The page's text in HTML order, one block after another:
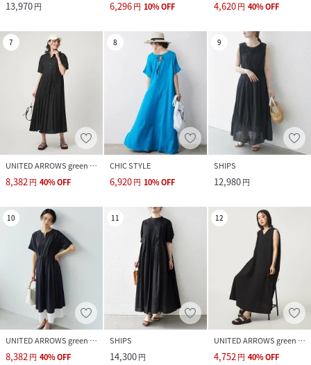
13,970円 6,296円 10%OFF 4,620円 40%OFF
7
UNITED ARROWS green label relaxing
8,382 円 40%OFF
8
CHIC STYLE
6,920円 10%OFF
9
SHIPS
12,980円
10
UNITED ARROWS green label relaxing
8,382円 40%OFF
11
SHIPS
14,300円
12
UNITED ARROWS green label relaxing
4,752円 40%OFF